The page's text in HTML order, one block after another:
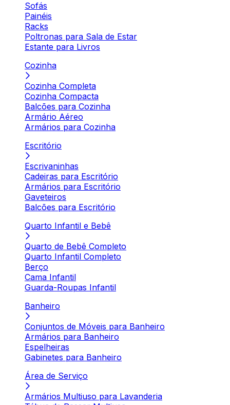
Sofás
Painéis
Racks
Poltronas para Sala de Estar
Estante para Livros
Cozinha
Cozinha Completa
Cozinha Compacta
Balcões para Cozinha
Armário Aéreo
Armários para Cozinha
Escritório
Escrivaninhas
Cadeiras para Escritório
Armários para Escritório
Gaveteiros
Balcões para Escritório
Quarto Infantil e Bebê
Quarto de Bebê Completo
Quarto Infantil Completo
Berço
Cama Infantil
Guarda-Roupas Infantil
Banheiro
Conjuntos de Móveis para Banheiro
Armários para Banheiro
Espelheiras
Gabinetes para Banheiro
Área de Serviço
Armários Multiuso para Lavanderia